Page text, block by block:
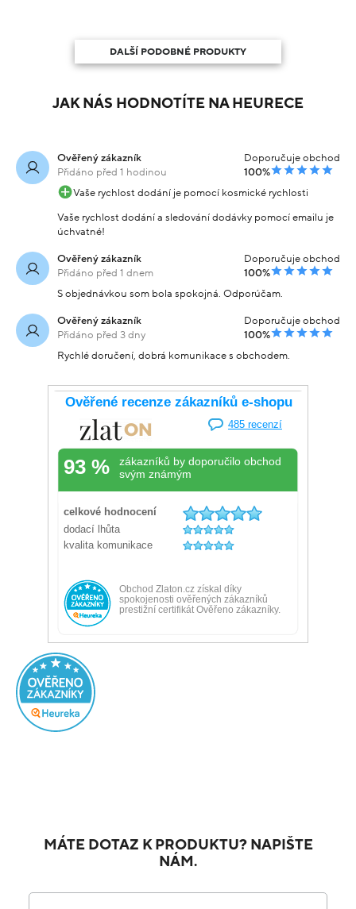
DALŠÍ PODOBNÉ PRODUKTY
JAK NÁS HODNOTÍTE NA HEURECE
Ověřený zákazník
Přidáno před 1 hodinou
Doporučuje obchod
100%
Vaše rychlost dodání je pomocí kosmické rychlosti
Vaše rychlost dodání a sledování dodávky pomocí emailu je
úchvatné!
Ověřený zákazník
Přidáno před 1 dnem
Doporučuje obchod
100%
S objednávkou som bola spokojná. Odporúčam.
Ověřený zákazník
Přidáno před 3 dny
Doporučuje obchod
100%
Rychlé doručení, dobrá komunikace s obchodem.
MÁTE DOTAZ K PRODUKTU? NAPIŠTE
NÁM.